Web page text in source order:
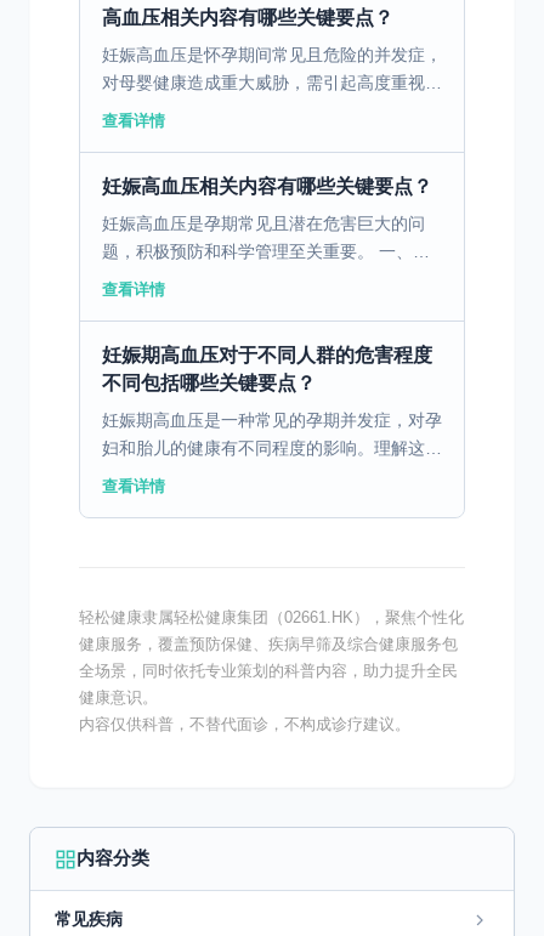
高血压相关内容有哪些关键要点？
妊娠高血压是怀孕期间常见且危险的并发症，
对母婴健康造成重大威胁，需引起高度重视。
一、妊娠高血压的临床表现及其严重危害妊娠
查看详情
妊娠高血压相关内容有哪些关键要点？
妊娠高血压是孕期常见且潜在危害巨大的问
题，积极预防和科学管理至关重要。 一、妊
娠高血压的成因及潜在风险妊娠高血压是孕妇
查看详情
妊娠期高血压对于不同人群的危害程度
不同包括哪些关键要点？
妊娠期高血压是一种常见的孕期并发症，对孕
妇和胎儿的健康有不同程度的影响。理解这种
疾病的特点和相关影响对保障母婴健康至关重
查看详情
轻松健康隶属轻松健康集团（02661.HK），聚焦个性化
健康服务，覆盖预防保健、疾病早筛及综合健康服务包
全场景，同时依托专业策划的科普内容，助力提升全民
健康意识。
内容仅供科普，不替代面诊，不构成诊疗建议。
内容分类
常见疾病